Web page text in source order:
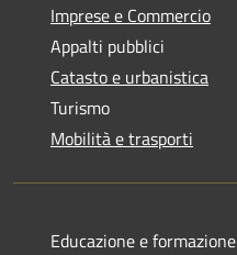
Imprese e Commercio
Appalti pubblici
Catasto e urbanistica
Turismo
Mobilità e trasporti
Educazione e formazione